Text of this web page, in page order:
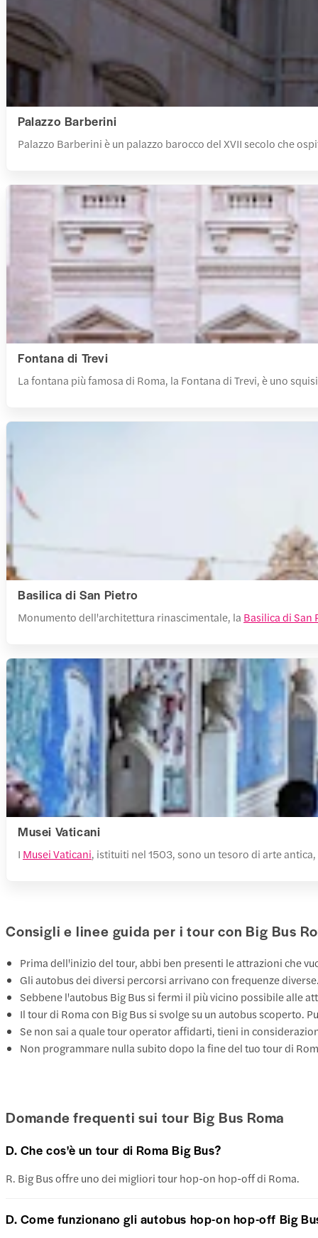
Palazzo Barberini
Palazzo Barberini è un palazzo barocco del XVII secolo che
Fontana di Trevi
La fontana più famosa di Roma, la Fontana di Trevi, è uno
Basilica di San Pietro
Monumento dell'architettura rinascimentale, la Basilica di San
Musei Vaticani
I Musei Vaticani, istituiti nel 1503, sono un tesoro di arte
Consigli e linee guida per i tour con Big Bus
Prima dell'inizio del tour, abbi ben presenti le attrazioni che
Gli autobus dei diversi percorsi arrivano con frequenze
Sebbene l'autobus Big Bus si fermi il più vicino possibile alle
Il tour di Roma con Big Bus si svolge su un autobus scoperto.
Se non sai a quale tour operator affidarti, tieni in
Non programmare nulla subito dopo la fine del tuo tour di
Domande frequenti sui tour Big Bus Roma
D. Che cos'è un tour di Roma Big Bus?
R. Big Bus offre uno dei migliori tour hop-on hop-off di Roma.
D. Come funzionano gli autobus hop-on hop-off Big